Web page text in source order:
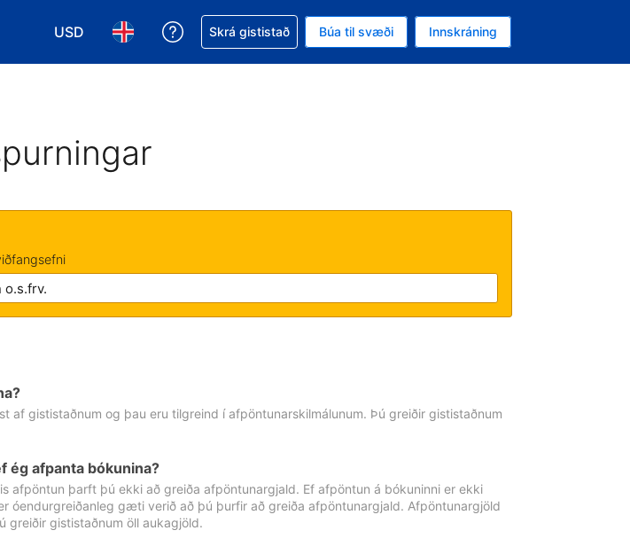
USD
Veldu gjaldmiðil. Í augnablikinu er gjaldmiðillinn Bandaríkjadalur
Veldu þitt tungumál. Í augnablikinu er tungumál þitt Íslensku
Fá aðstoð við bókunina
Skrá gististað Búa til svæði Innskráning
af gististaðnum og þau eru tilgreind í afpöntunarskilmálunum. Þú greiðir gististaðnum
ég afpanta bókunina?
afpöntun þarft þú ekki að greiða afpöntunargjald. Ef afpöntun á bókuninni er ekki
óendurgreiðanleg gæti verið að þú þurfir að greiða afpöntunargjald. Afpöntunargjöld
greiðir gististaðnum öll aukagjöld.